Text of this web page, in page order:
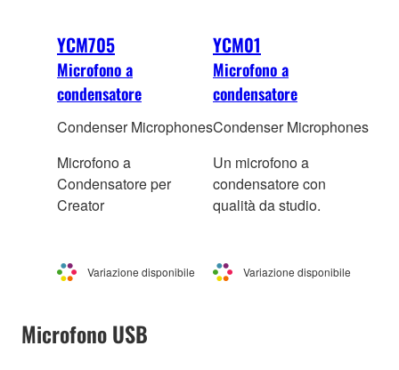
YCM705
Microfono a
condensatore
Condenser Microphones
Microfono a
Condensatore per
Creator
Variazione disponibile
YCM01
Microfono a
condensatore
Condenser Microphones
Un microfono a
condensatore con
qualità da studio.
Variazione disponibile
Microfono USB